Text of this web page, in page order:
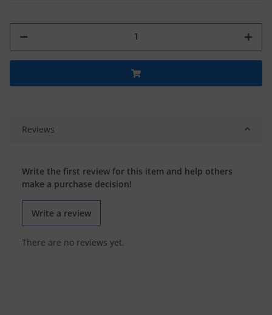
Reviews
Write the first review for this item and help others
make a purchase decision!
Write a review
There are no reviews yet.